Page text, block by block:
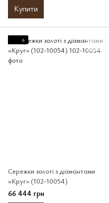
Купити
6
Сережки золоті з діамантами
«Круг» (102-10054)
66 444 грн